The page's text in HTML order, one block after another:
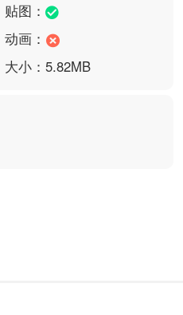
贴图：
动画：
大小：5.82MB